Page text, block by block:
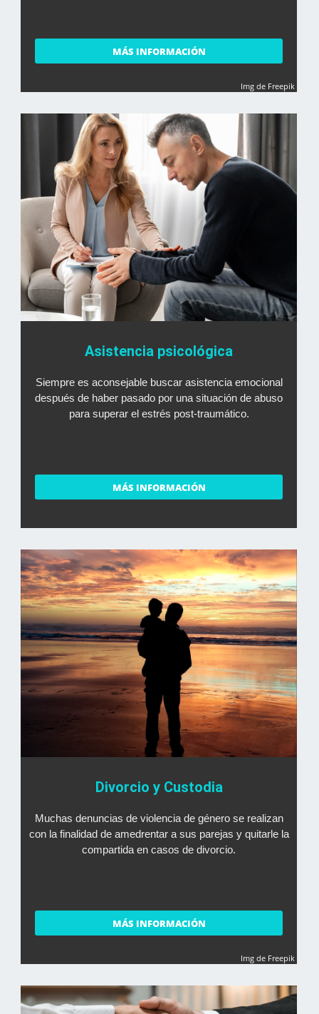
MÁS INFORMACIÓN
Img de Freepik
Asistencia psicológica
Siempre es aconsejable buscar asistencia emocional
después de haber pasado por una situación de abuso
para superar el estrés post-traumático.
MÁS INFORMACIÓN
Divorcio y Custodia
Muchas denuncias de violencia de género se realizan
con la finalidad de amedrentar a sus parejas y quitarle la
compartida en casos de divorcio.
MÁS INFORMACIÓN
Img de Freepik